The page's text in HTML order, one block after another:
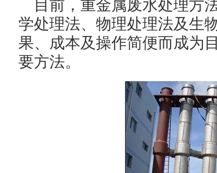
目前，重金属废水处理方
学处理法、物理处理法及生
果、成本及操作简便而成为
要方法。